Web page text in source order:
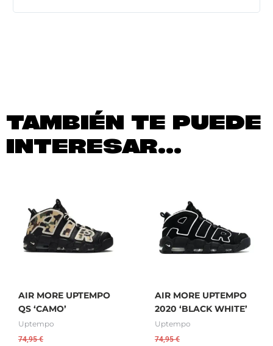
TAMBIÉN TE PUEDE
INTERESAR...
AIR MORE UPTEMPO
QS ‘CAMO’
Uptempo
74,95€
AIR MORE UPTEMPO
2020 ‘BLACK WHITE’
Uptempo
74,95€